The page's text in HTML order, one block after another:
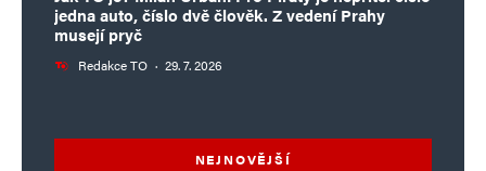
telefonem od nesvéprávného Redla mají
podporu pár procent obyvatel. Ale ničí
nejtrapnějšího nuteliéra, nejnižší důvěra
jedna auto, číslo dvě člověk. Z vedení Prahy
musejí pryč
Redakce TO · 29. 7. 2026
NEJNOVĚJŠÍ